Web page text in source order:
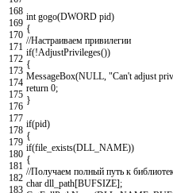
168
169
170
171
172
173
174
175
176
177
178
179
180
181
182
183
int gogo(DWORD pid)
{
//Настраиваем привилегии
if(!AdjustPrivileges())
{
MessageBox(NULL, "Can't adjust
return 0;
}
if(pid)
{
if(file_exists(DLL_NAME))
{
//Получаем полный путь к
char dll_path[BUFSIZE];